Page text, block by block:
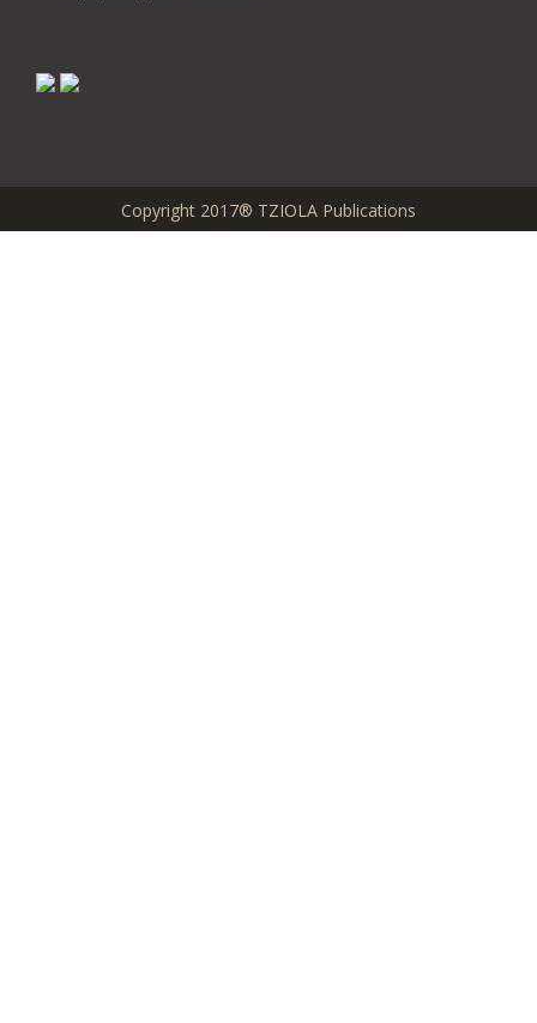
Copyright 2017® TZIOLA Publications